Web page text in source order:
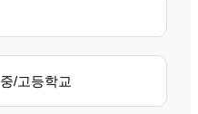
중/고등학교